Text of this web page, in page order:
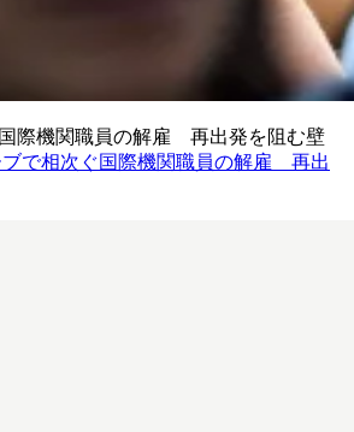
際機関職員の解雇 再出発を阻む壁
ブで相次ぐ国際機関職員の解雇 再出